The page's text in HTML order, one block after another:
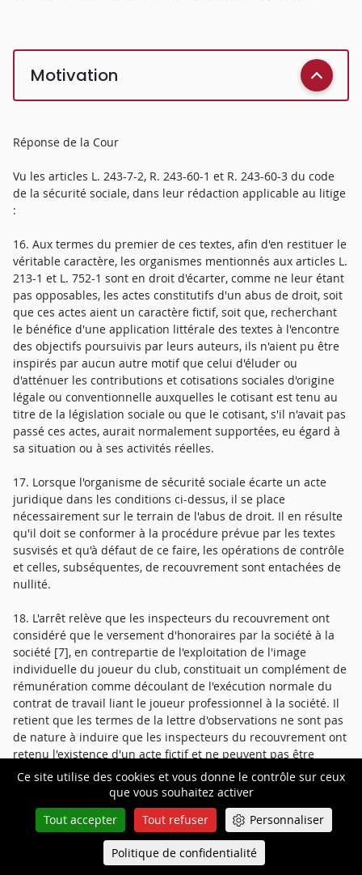
Ce site utilise des cookies et vous donne le contrôle sur ceux
que vous souhaitez activer
Tout accepter
Tout refuser Personnaliser
Politique de confidentialité
Motivation
Réponse de la Cour
Vu les articles L. 243-7-2, R. 243-60-1 et R. 243-60-3 du code
de la sécurité sociale, dans leur rédaction applicable au litige
:
16. Aux termes du premier de ces textes, afin d'en restituer le
véritable caractère, les organismes mentionnés aux articles L.
213-1 et L. 752-1 sont en droit d'écarter, comme ne leur étant
pas opposables, les actes constitutifs d'un abus de droit, soit
que ces actes aient un caractère fictif, soit que, recherchant
le bénéfice d'une application littérale des textes à l'encontre
des objectifs poursuivis par leurs auteurs, ils n'aient pu être
inspirés par aucun autre motif que celui d'éluder ou
d'atténuer les contributions et cotisations sociales d'origine
légale ou conventionnelle auxquelles le cotisant est tenu au
titre de la législation sociale ou que le cotisant, s'il n'avait pas
passé ces actes, aurait normalement supportées, eu égard à
sa situation ou à ses activités réelles.
17. Lorsque l'organisme de sécurité sociale écarte un acte
juridique dans les conditions ci-dessus, il se place
nécessairement sur le terrain de l'abus de droit. Il en résulte
qu'il doit se conformer à la procédure prévue par les textes
susvisés et qu'à défaut de ce faire, les opérations de contrôle
et celles, subséquentes, de recouvrement sont entachées de
nullité.
18. L'arrêt relève que les inspecteurs du recouvrement ont
considéré que le versement d'honoraires par la société à la
société [7], en contrepartie de l'exploitation de l'image
individuelle du joueur du club, constituait un complément de
rémunération comme découlant de l'exécution normale du
contrat de travail liant le joueur professionnel à la société. Il
retient que les termes de la lettre d'observations ne sont pas
de nature à induire que les inspecteurs du recouvrement ont
retenu l'existence d'un acte fictif et ne peuvent pas être
interprétés comme signifiant que cet acte a pu n'être inspiré
par aucun autre motif que celui d'éluder les cotisations et
contributions sociales dues. Il ajoute que la référence aux
droits éludés correspond au constat que les cotisations et
contributions sociales n'ont pas été payées, ce qui est le cas
de tout redressement, et que le seul qualificatif de «
Queue-Fair